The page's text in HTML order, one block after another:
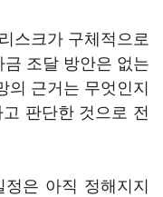
스크가 구체적으로
조달 방안은 없는
의 근거는 무엇인지
판단한 것으로 전
은 아직 정해지지